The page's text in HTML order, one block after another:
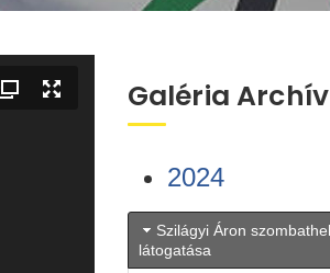
Galéria
2024
Szilágyi Áron
látogatása